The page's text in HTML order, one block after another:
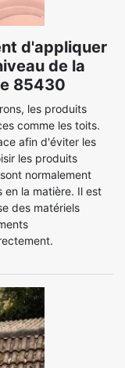
d'appliquer
de la
85430
les produits
comme les toits.
afin d'éviter les
les produits
normalement
la matière. Il est
des matériels